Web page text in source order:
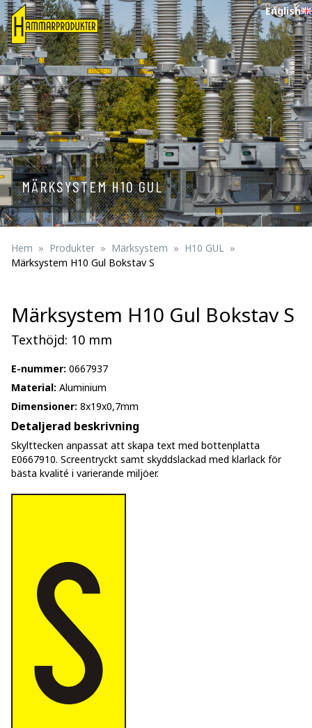
English
MÄRKSYSTEM H10 GUL
Hem Produkter Märksystem
H10 GUL
Märksystem H10 Gul Bokstav S
Märksystem H10 Gul Bokstav S
Texthöjd: 10 mm
E-nummer: 0667937
Material: Aluminium
Dimensioner: 8x19x0,7mm
Detaljerad beskrivning
Skylttecken anpassat att skapa text med bottenplatta
E0667910. Screentryckt samt skyddslackad med klarlack för
bästa kvalité i varierande miljöer.